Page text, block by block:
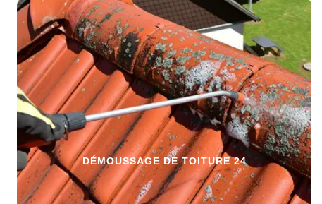
DÉMOUSSAGE DE TOITURE 24